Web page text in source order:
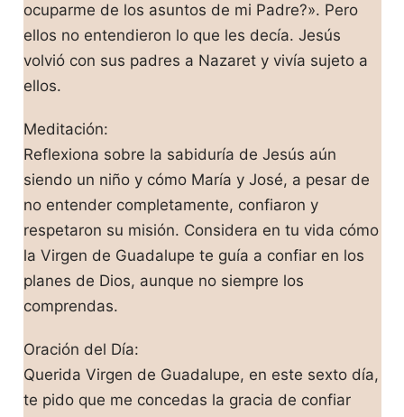
ocuparme de los asuntos de mi Padre?». Pero
ellos no entendieron lo que les decía. Jesús
volvió con sus padres a Nazaret y vivía sujeto a
ellos.
Meditación:
Reflexiona sobre la sabiduría de Jesús aún
siendo un niño y cómo María y José, a pesar de
no entender completamente, confiaron y
respetaron su misión. Considera en tu vida cómo
la Virgen de Guadalupe te guía a confiar en los
planes de Dios, aunque no siempre los
comprendas.
Oración del Día:
Querida Virgen de Guadalupe, en este sexto día,
te pido que me concedas la gracia de confiar